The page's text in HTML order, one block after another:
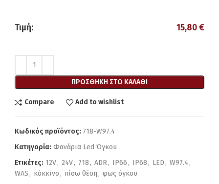
Τιμή: 15,80€
ΠΡΟΣΘΉΚΗ ΣΤΟ ΚΑΛΆΘΙ
Compare Add to wishlist
Κωδικός προϊόντος: 718-W97.4
Κατηγορία: Φανάρια Led Όγκου
Ετικέτες: 12V, 24V, 718 , ADR, IP66 , IP68 , LED , W97.4 ,
WAS , κόκκινο , πίσω θέση , φως όγκου